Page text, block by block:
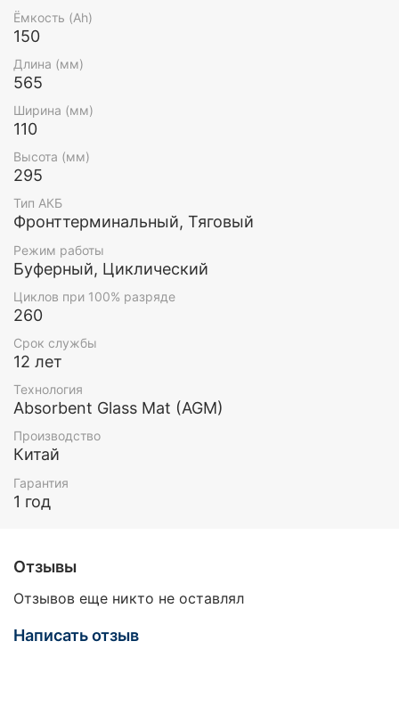
телекоммуникационные шкафы и стойки.
Благодаря фронтальному расположению клемм
упрощается монтаж и эксплуатация АКБ.
Ёмкость (Ah)
150
Длина (мм)
565
Ширина (мм)
110
Высота (мм)
295
Тип АКБ
Фронттерминальный, Тяговый
Режим работы
Буферный, Циклический
Циклов при 100% разряде
260
Срок службы
12 лет
Технология
Absorbent Glass Mat (AGM)
Производство
Китай
Гарантия
1 год
Отзывы
Отзывов еще никто не оставлял
Написать отзыв